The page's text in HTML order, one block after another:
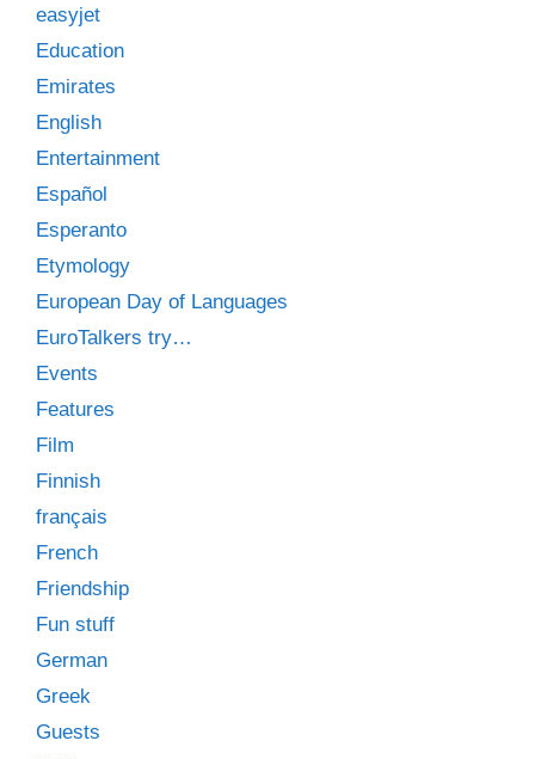
easyjet
Education
Emirates
English
Entertainment
Español
Esperanto
Etymology
European Day of Languages
EuroTalkers try…
Events
Features
Film
Finnish
français
French
Friendship
Fun stuff
German
Greek
Guests